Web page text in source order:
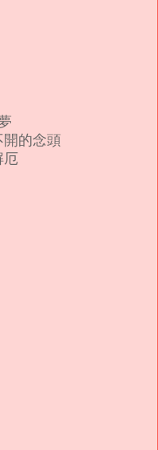
的念頭
厄